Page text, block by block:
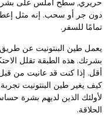
سطح أملس على بشرتك,
جر أو سحب. إنه مثل إعطاء
للسفر.
طين البنتونيت عن طريق
هذه الطبقة تقلل
إذا كنت قد عانيت من قبل
يغير طين البنتونيت تجربة
الذين لديهم بشرة